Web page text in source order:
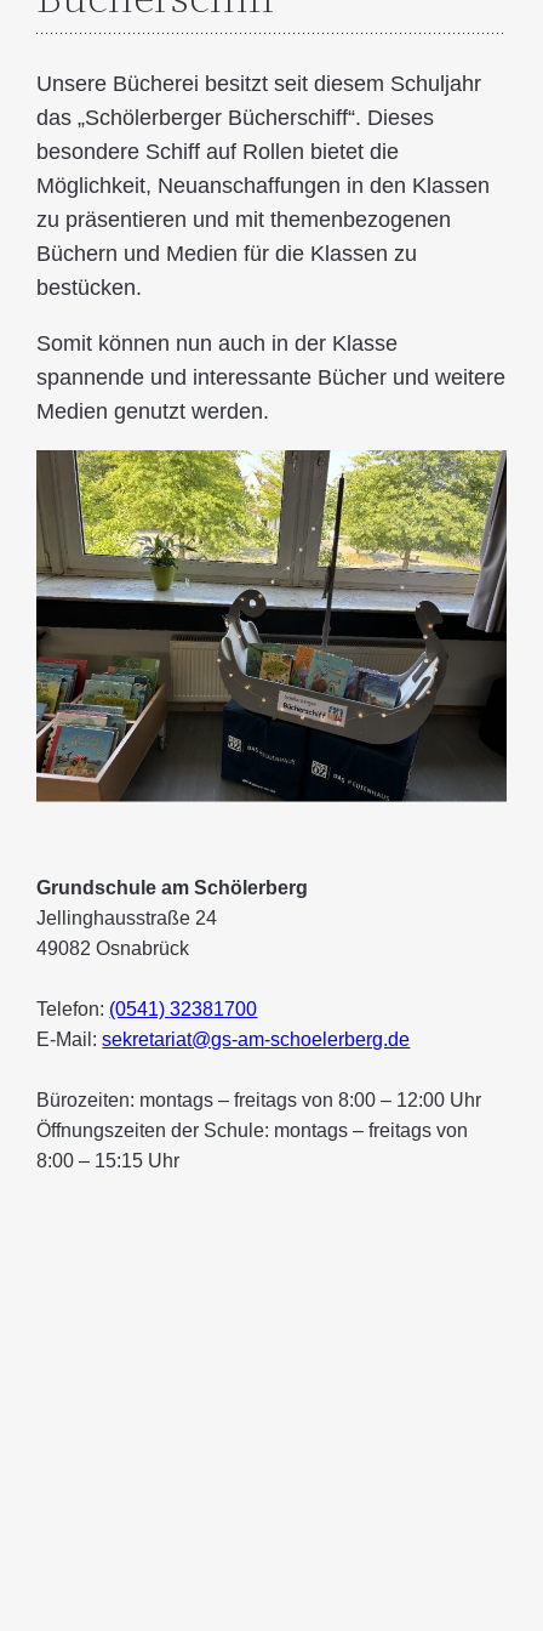
Unsere Bücherei besitzt seit diesem Schuljahr
das „Schölerberger Bücherschiff“. Dieses
besondere Schiff auf Rollen bietet die
Möglichkeit, Neuanschaffungen in den Klassen
zu präsentieren und mit themenbezogenen
Büchern und Medien für die Klassen zu
Somit können nun auch in der Klasse
spannende und interessante Bücher und weitere
Medien genutzt werden.
Grundschule am Schölerberg
Jellinghausstraße 24
49082 Osnabrück
Telefon: (0541) 32381700
E-Mail:sekretariat@gs-am-schoelerberg.de
Bürozeiten: montags – freitags von 8:00 – 12:00 Uhr
Öffnungszeiten der Schule: montags – freitags von
8:00 – 15:15 Uhr